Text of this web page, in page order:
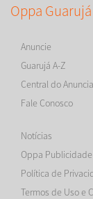
Oppa Guarujá
Anuncie
Guarujá A-Z
Central do
Fale Conosco
Notícias
Oppa Publicidade
Política de
Termos de Uso e